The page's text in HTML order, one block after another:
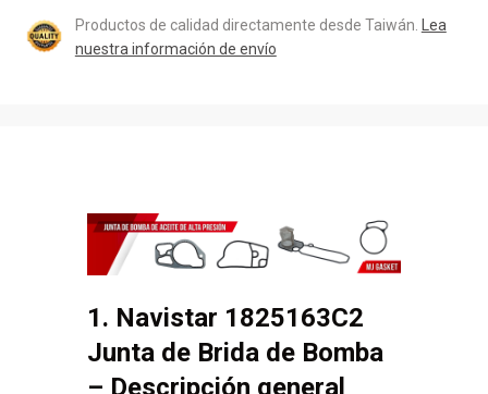
Productos de calidad directamente desde Taiwán.
Lea
nuestra información de envío
1. Navistar 1825163C2
Junta de Brida de Bomba
– Descripción general